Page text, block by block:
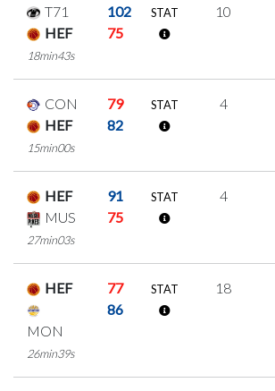
T71
102
HEF
75
18min43s
STAT 10
CON
79
HEF
82
15min00s
STAT 4
HEF
91
MUS
75
27min03s
STAT 4
HEF 77
MON
86
26min39s
STAT 18